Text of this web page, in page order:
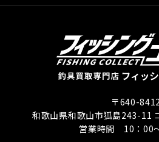
〒640-8412
和歌山県和歌山市狐島243-11
営業時間 10：00